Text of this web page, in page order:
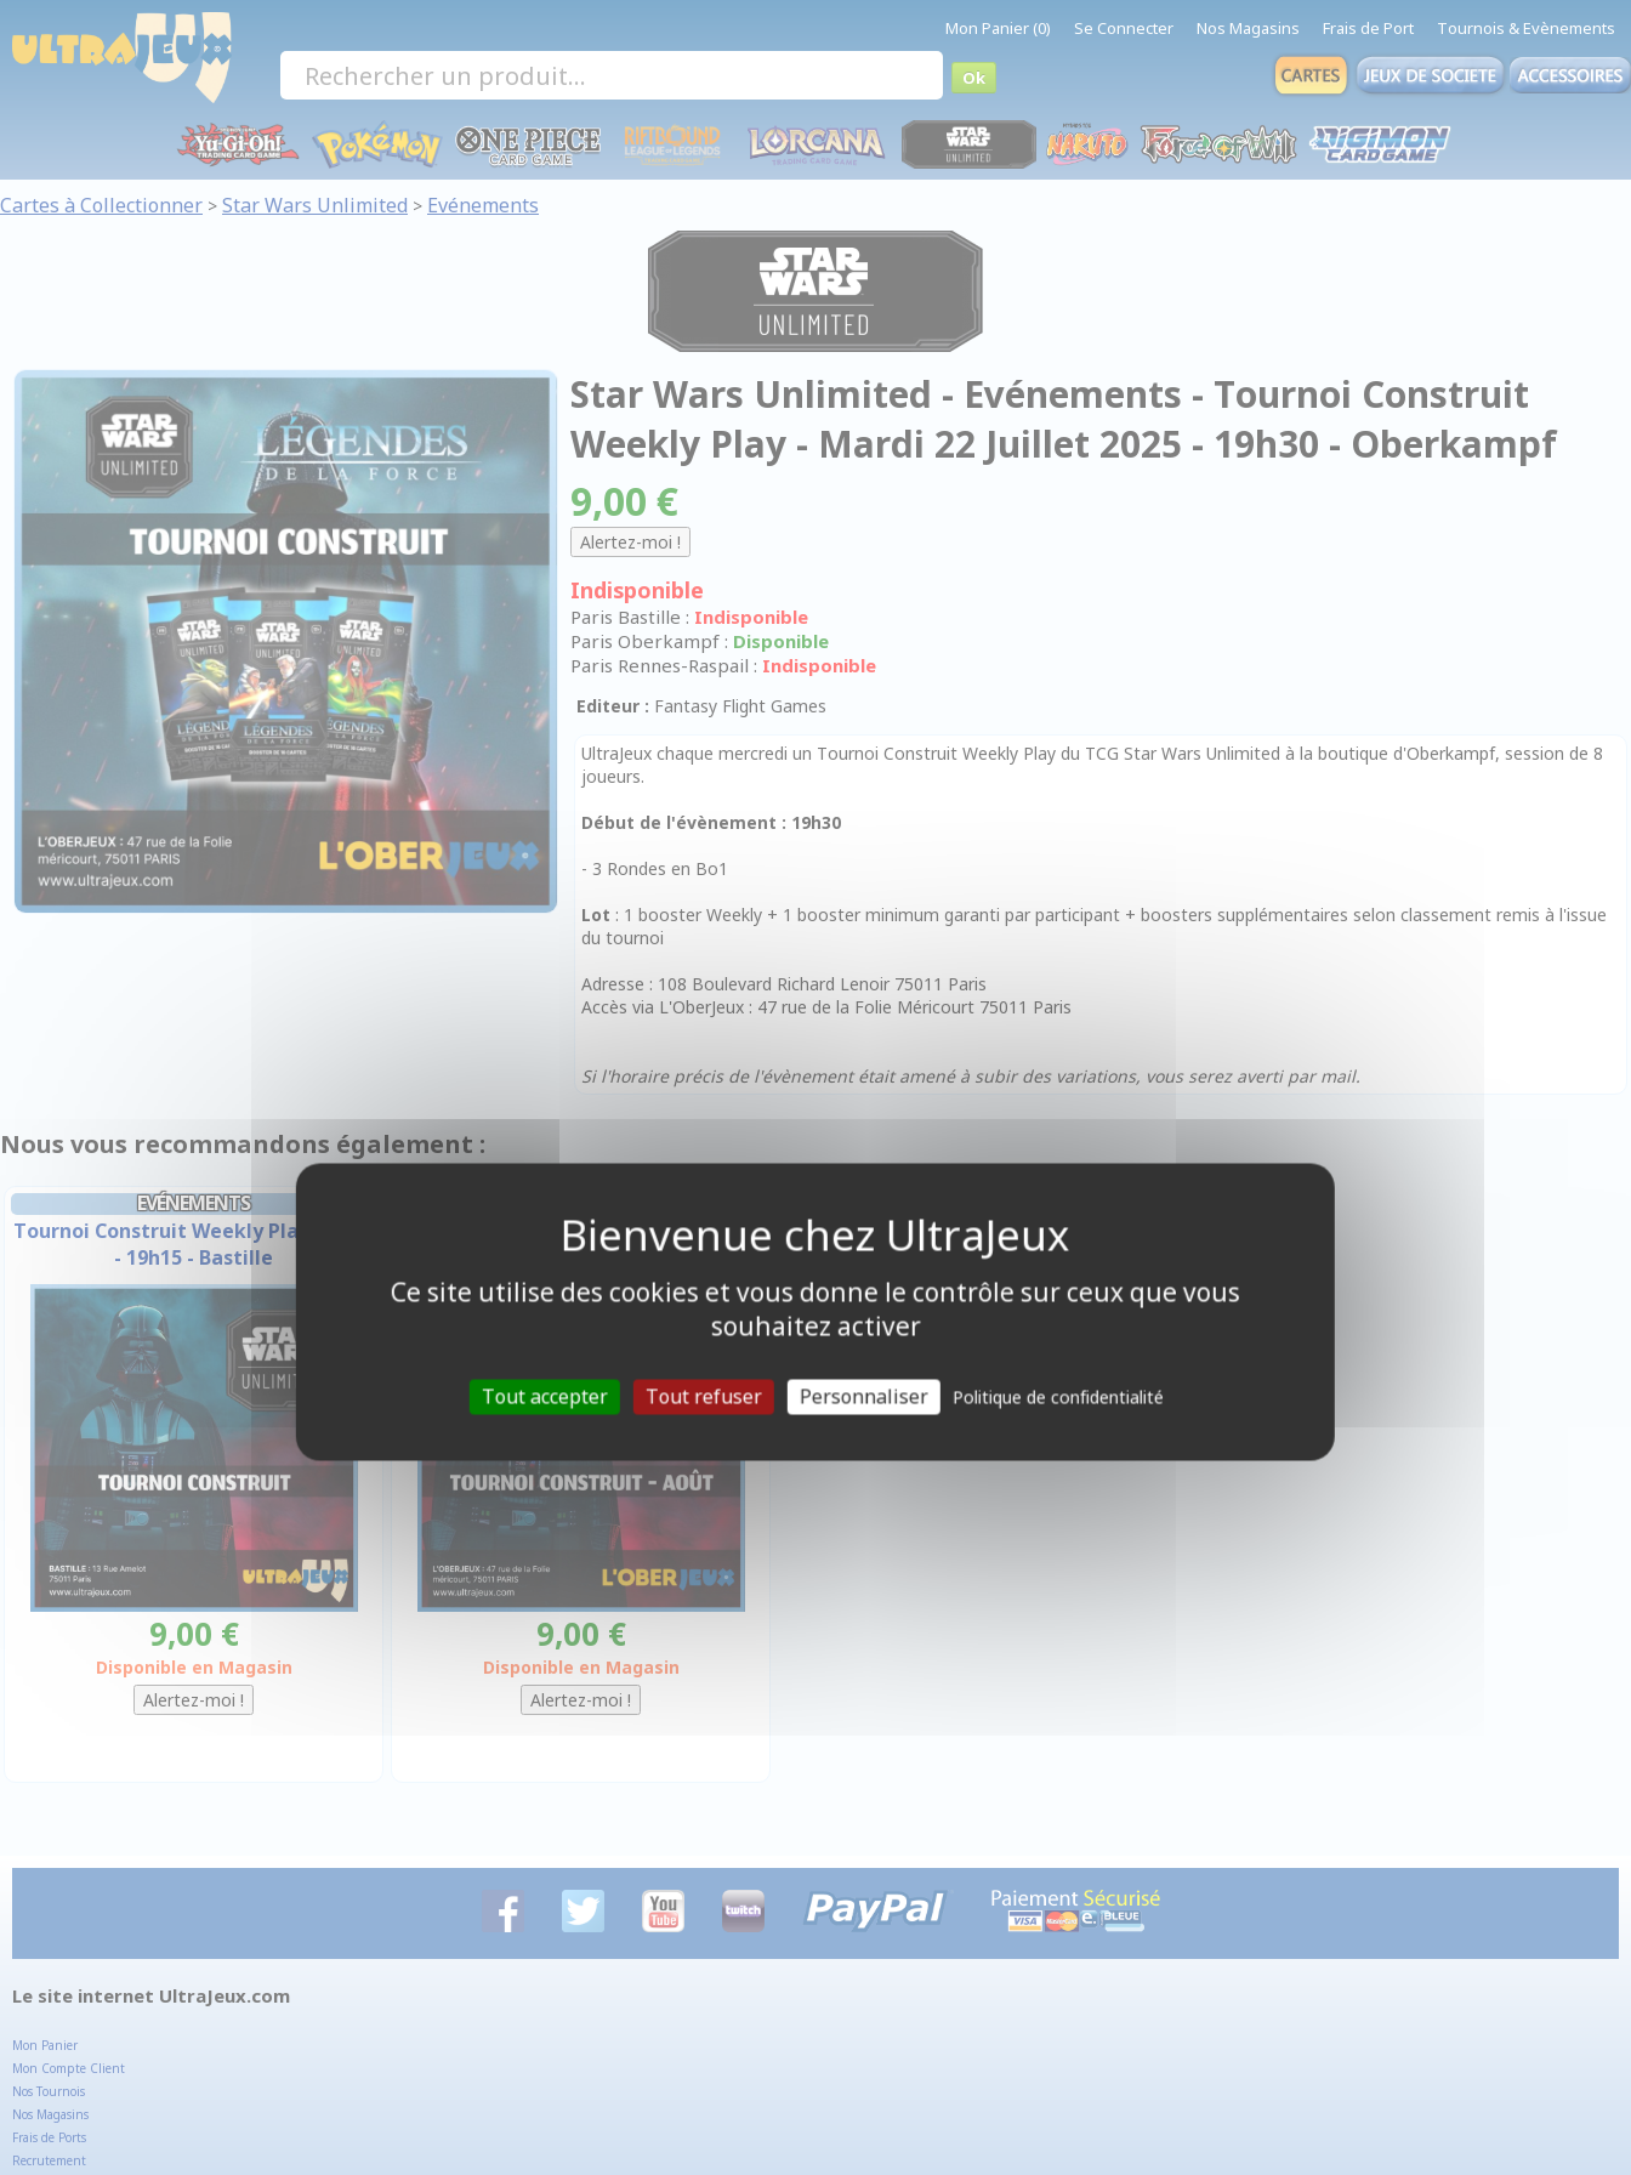
Mon Panier (0) Se Connecter Nos Magasins Frais de Port Tournois & Evènements
Cartes à Collectionner > Star Wars Unlimited > Evénements
Star Wars Unlimited - Evénements - Tournoi Construit
Weekly Play - Mardi 22 Juillet 2025 - 19h30 - Oberkampf
9,00 €
Indisponible
Paris Bastille : Indisponible
Paris Oberkampf : Disponible
Paris Rennes-Raspail : Indisponible
Editeur : Fantasy Flight Games
UltraJeux chaque mercredi un Tournoi Construit Weekly Play du TCG Star Wars Unlimited à la boutique d'Oberkampf, session de 8
joueurs.
Début de l'évènement : 19h30
- 3 Rondes en Bo1
Lot : 1 booster Weekly + 1 booster minimum garanti par participant + boosters supplémentaires selon classement remis à l'issue
du tournoi
Adresse : 108 Boulevard Richard Lenoir 75011 Paris
Accès via L'OberJeux : 47 rue de la Folie Méricourt 75011 Paris
Si l'horaire précis de l'évènement était amené à subir des variations, vous serez averti par mail.
Nous vous recommandons également :
EVÉNEMENTS
Tournoi Construit Weekly Play - Jeudi
- 19h15 - Bastille
9,00 €
Disponible en Magasin
Tournoi Construit Weekly Play - Jeudi
- 19h15 - Oberkampf
9,00 €
Disponible en Magasin
Le site internet UltraJeux.com
Mon Panier
Mon Compte Client
Nos Tournois
Nos Magasins
Frais de Ports
Recrutement
Panneau de gestion des cookies
Ce site utilise des cookies et vous donne le contrôle sur ceux que vous
souhaitez activer
Tout accepter Tout refuser Personnaliser Politique de confidentialité